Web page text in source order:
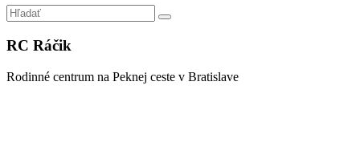
RC Ráčik
Rodinné centrum na Peknej ceste v Bratislave